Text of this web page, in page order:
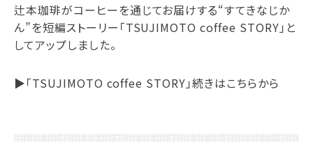
辻本珈琲がコーヒーを通じてお届けする“すてきなじか
ん”を短編ストーリー「TSUJIMOTO coffee STORY」と
してアップしました。
▶︎「TSUJIMOTO coffee STORY」続きはこちらから